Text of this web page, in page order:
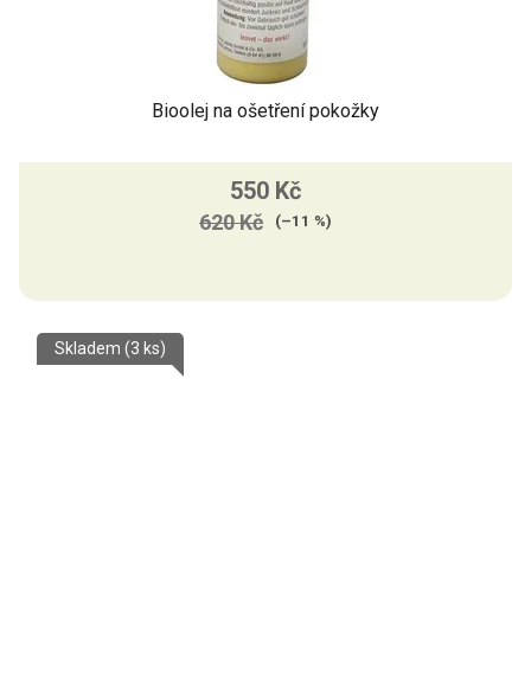
Bioolej na ošetření pokožky
550 Kč
620 Kč (–11 %)
Skladem (3 ks)